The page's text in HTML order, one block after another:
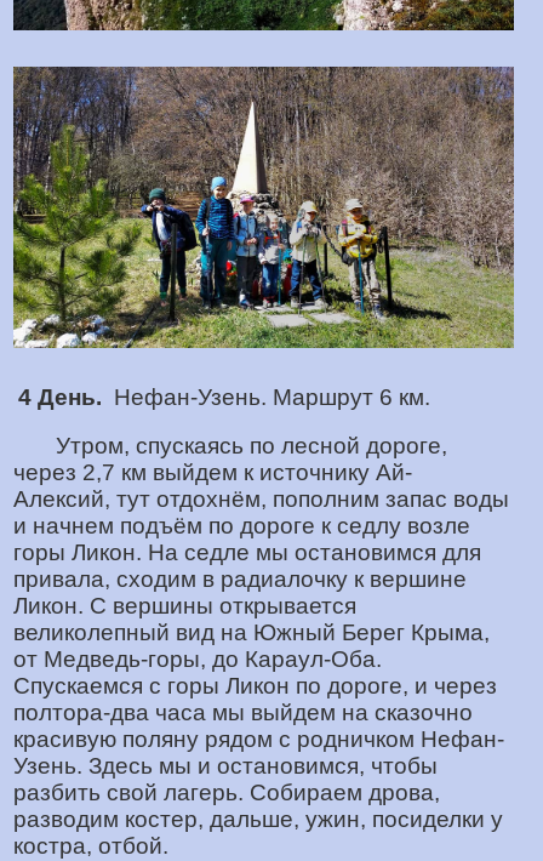
4 День. Нефан-Узень. Маршрут 6 км.
Утром, спускаясь по лесной дороге,
через 2,7 км выйдем к источнику Ай-
Алексий, тут отдохнём, пополним запас воды
и начнем подъём по дороге к седлу возле
горы Ликон. На седле мы остановимся для
привала, сходим в радиалочку к вершине
Ликон. С вершины открывается
великолепный вид на Южный Берег Крыма,
от Медведь-горы, до Караул-Оба.
Спускаемся с горы Ликон по дороге, и через
полтора-два часа мы выйдем на сказочно
красивую поляну рядом с родничком Нефан-
Узень. Здесь мы и остановимся, чтобы
разбить свой лагерь. Собираем дрова,
разводим костер, дальше, ужин, посиделки у
костра, отбой.